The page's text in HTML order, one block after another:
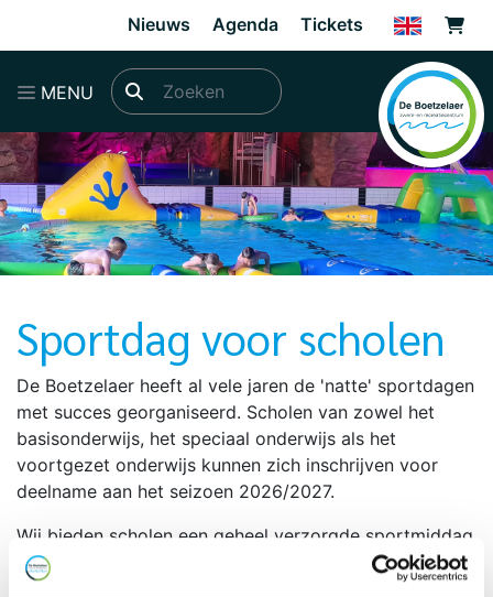
Direct naar de inhoud van de pagina
Nieuws Agenda Tickets
MENU
Sportdag voor scholen
De Boetzelaer heeft al vele jaren de 'natte' sportdagen
met succes georganiseerd. Scholen van zowel het
basisonderwijs, het speciaal onderwijs als het
voortgezet onderwijs kunnen zich inschrijven voor
deelname aan het seizoen 2026/2027.
Wij bieden scholen een geheel verzorgde sportmiddag
(maandagmiddag, dinsdagmiddag of
donderdagmiddag van 12.30 uur tot 14.30 uur) in de